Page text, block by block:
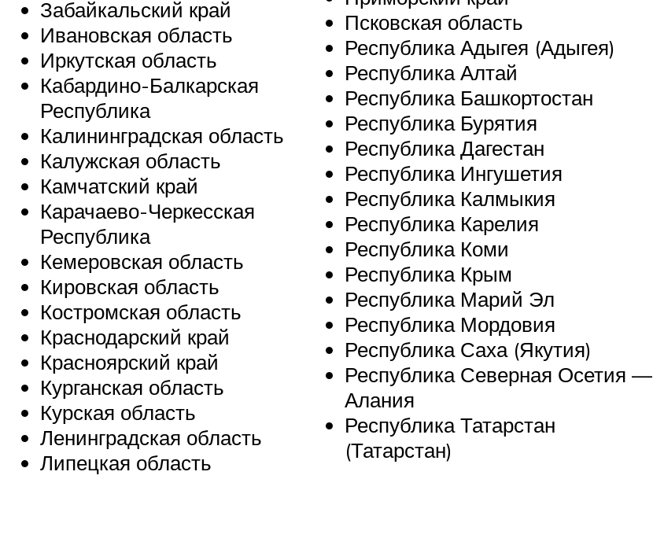
Забайкальский край
Ивановская область
Иркутская область
Кабардино-Балкарская
Республика
Калининградская область
Калужская область
Камчатский край
Карачаево-Черкесская
Республика
Кемеровская область
Кировская область
Костромская область
Краснодарский край
Красноярский край
Курганская область
Курская область
Ленинградская область
Липецкая область
Псковская область
Республика Адыгея (Адыгея)
Республика Алтай
Республика Башкортостан
Республика Бурятия
Республика Дагестан
Республика Ингушетия
Республика Калмыкия
Республика Карелия
Республика Коми
Республика Крым
Республика Марий Эл
Республика Мордовия
Республика Саха (Якутия)
Республика Северная Осетия —
Алания
Республика Татарстан
(Татарстан)